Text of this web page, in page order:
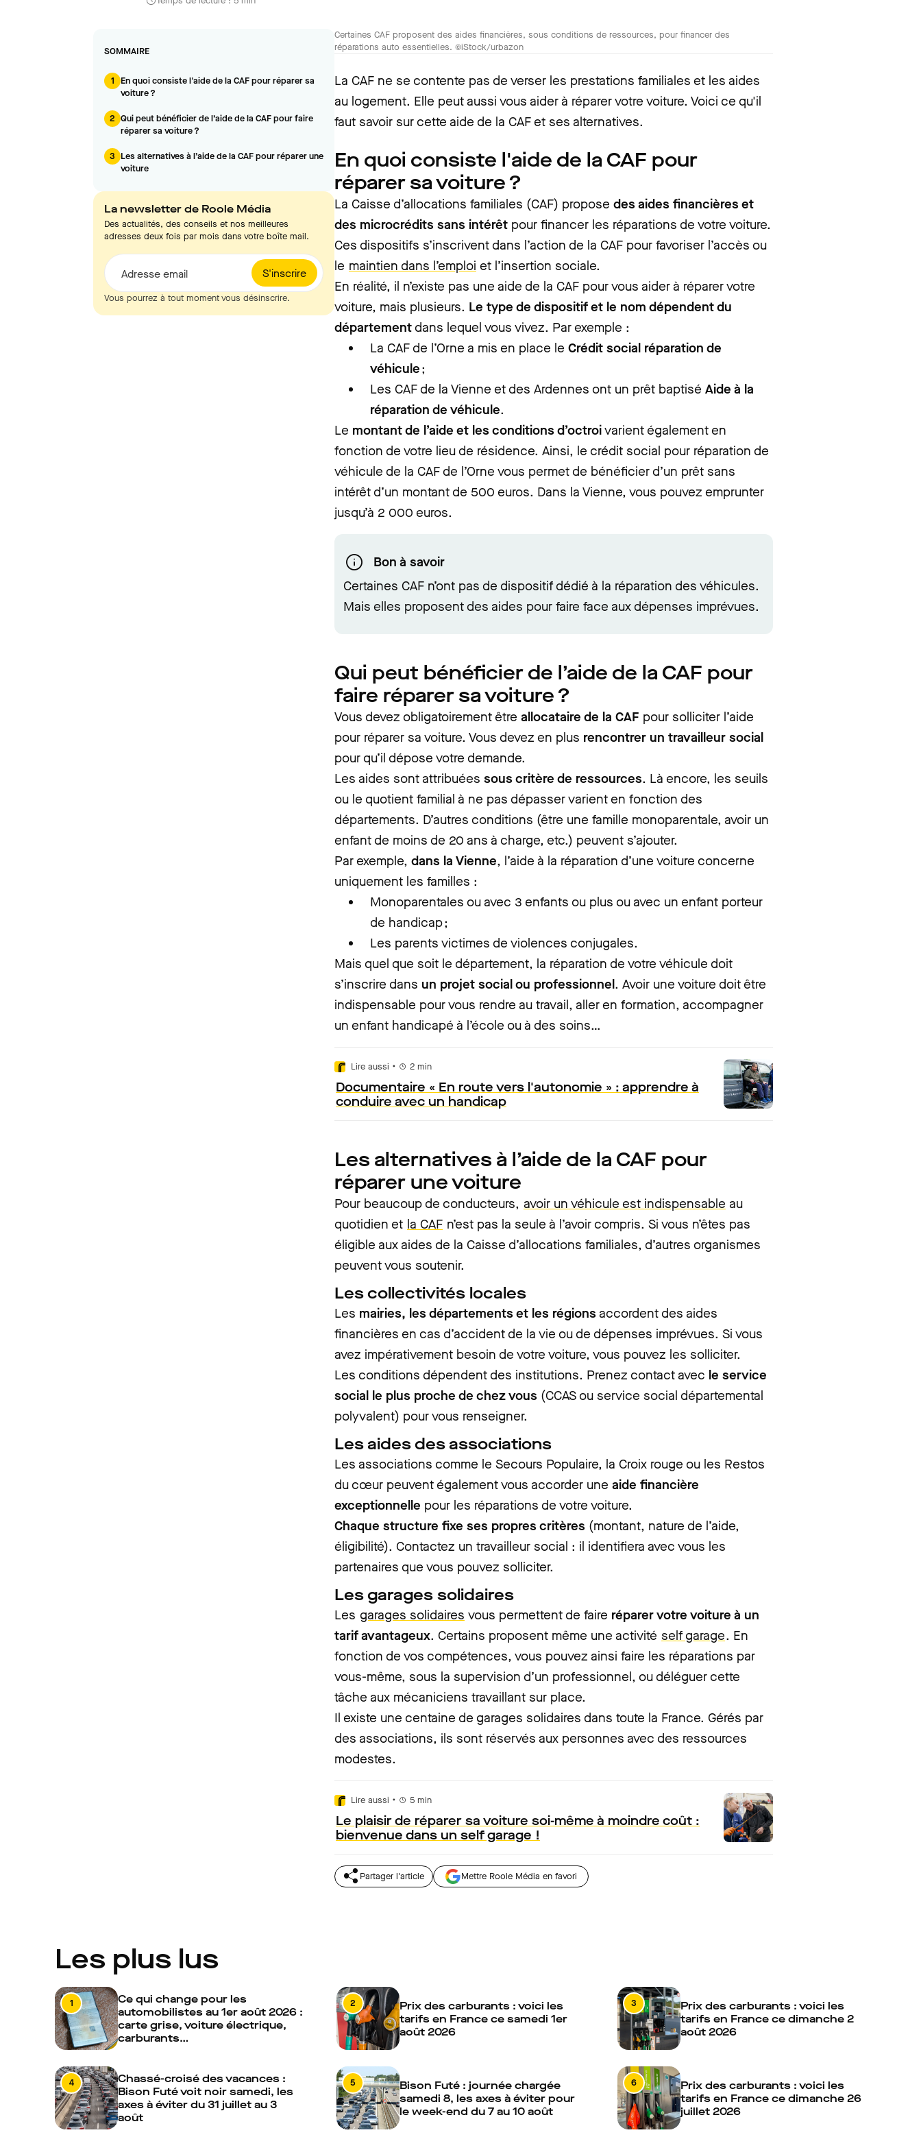
SOMMAIRE
1
En quoi consiste l'aide de la CAF pour réparer sa
voiture ?
2 Qui peut bénéficier de l’aide de la CAF pour faire
réparer sa voiture ?
3 Les alternatives à l’aide de la CAF pour réparer une
voiture
La newsletter de Roole Média
Des actualités, des conseils et nos meilleures
adresses deux fois par mois dans votre boîte mail.
S'inscrire
Adresse email
Vous pourrez à tout moment vous désinscrire.
Certaines CAF proposent des aides financières, sous conditions de ressources, pour financer des
réparations auto essentielles. ©iStock/urbazon
La CAF ne se contente pas de verser les prestations familiales et les aides
au logement. Elle peut aussi vous aider à réparer votre voiture. Voici ce qu'il
faut savoir sur cette aide de la CAF et ses alternatives.
En quoi consiste l'aide de la CAF pour
réparer sa voiture ?
La Caisse d’allocations familiales (CAF) propose des aides financières et
des microcrédits sans intérêt pour financer les réparations de votre voiture.
Ces dispositifs s’inscrivent dans l’action de la CAF pour favoriser l’accès ou
le maintien dans l’emploi et l’insertion sociale.
En réalité, il n’existe pas une aide de la CAF pour vous aider à réparer votre
voiture, mais plusieurs. Le type de dispositif et le nom dépendent du
département dans lequel vous vivez. Par exemple :
La CAF de l’Orne a mis en place le Crédit social réparation de
véhicule;
Les CAF de la Vienne et des Ardennes ont un prêt baptisé Aide à la
réparation de véhicule.
Le montant de l’aide et les conditions d’octroivarient également en
fonction de votre lieu de résidence. Ainsi, le crédit social pour réparation de
véhicule de la CAF de l’Orne vous permet de bénéficier d’un prêt sans
intérêt d’un montant de 500 euros. Dans la Vienne, vous pouvez emprunter
jusqu’à 2 000 euros.
Bon à savoir
Certaines CAF n’ont pas de dispositif dédié à la réparation des véhicules.
Mais elles proposent des aides pour faire face aux dépenses imprévues.
Qui peut bénéficier de l’aide de la CAF pour
faire réparer sa voiture ?
Vous devez obligatoirement être allocataire de la CAF pour solliciter l’aide
pour réparer sa voiture. Vous devez en plus rencontrer un travailleur social
pour qu’il dépose votre demande.
Les aides sont attribuées sous critère de ressources. Là encore, les seuils
ou le quotient familial à ne pas dépasser varient en fonction des
départements. D’autres conditions (être une famille monoparentale, avoir un
enfant de moins de 20 ans à charge, etc.) peuvent s’ajouter.
Par exemple, dans la Vienne, l’aide à la réparation d’une voiture concerne
uniquement les familles :
Monoparentales ou avec 3 enfants ou plus ou avec un enfant porteur
de handicap ;
Les parents victimes de violences conjugales.
Mais quel que soit le département, la réparation de votre véhicule doit
s’inscrire dans un projet social ou professionnel. Avoir une voiture doit être
indispensable pour vous rendre au travail, aller en formation, accompagner
un enfant handicapé à l’école ou à des soins…
Lire aussi • 2 min
Documentaire « En route vers l'autonomie » : apprendre à
conduire avec un handicap
Les alternatives à l’aide de la CAF pour
réparer une voiture
Pour beaucoup de conducteurs, avoir un véhicule est indispensable au
quotidien et la CAF n’est pas la seule à l’avoir compris. Si vous n’êtes pas
éligible aux aides de la Caisse d’allocations familiales, d’autres organismes
peuvent vous soutenir.
Les collectivités locales
Les mairies, les départements et les régions accordent des aides
financières en cas d’accident de la vie ou de dépenses imprévues. Si vous
avez impérativement besoin de votre voiture, vous pouvez les solliciter.
Les conditions dépendent des institutions. Prenez contact avec le service
social le plus proche de chez vous (CCAS ou service social départemental
polyvalent) pour vous renseigner.
Les aides des associations
Les associations comme le Secours Populaire, la Croix rouge ou les Restos
du cœur peuvent également vous accorder une aide financière
exceptionnelle pour les réparations de votre voiture.
Chaque structure fixe ses propres critères (montant, nature de l’aide,
éligibilité). Contactez un travailleur social : il identifiera avec vous les
partenaires que vous pouvez solliciter.
Les garages solidaires
Les garages solidaires vous permettent de faire réparer votre voiture à un
tarif avantageux. Certains proposent même une activité self garage. En
fonction de vos compétences, vous pouvez ainsi faire les réparations par
vous-même, sous la supervision d’un professionnel, ou déléguer cette
tâche aux mécaniciens travaillant sur place.
Il existe une centaine de garages solidaires dans toute la France. Gérés par
des associations, ils sont réservés aux personnes avec des ressources
modestes.
Lire aussi • 5 min
Le plaisir de réparer sa voiture soi-même à moindre coût :
bienvenue dans un self garage !
Partager l'article Mettre Roole Média en favori
Les plus lus
1
Ce qui change pour les
automobilistes au 1er août 2026 :
carte grise, voiture électrique,
carburants…
2
Prix des carburants : voici les
tarifs en France ce samedi 1er
août 2026
3
Prix des carburants : voici les
tarifs en France ce dimanche 2
août 2026
4
Chassé-croisé des vacances :
Bison Futé voit noir samedi, les
axes à éviter du 31 juillet au 3
août
5
Bison Futé : journée chargée
samedi 8, les axes à éviter pour
le week-end du 7 au 10 août
6
Prix des carburants : voici les
tarifs en France ce dimanche 26
juillet 2026